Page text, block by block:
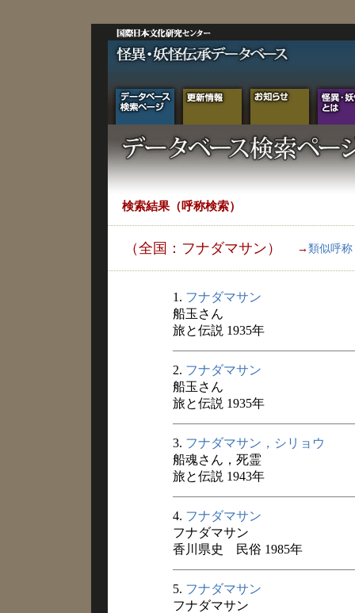
検索結果（呼称検索）
（全国：フナダマサン） → 類似呼称
1. フナダマサン
船玉さん
旅と伝説 1935年
2. フナダマサン
船玉さん
旅と伝説 1935年
3. フナダマサン，シリョウ
船魂さん，死霊
旅と伝説 1943年
4. フナダマサン
フナダマサン
香川県史 民俗 1985年
5. フナダマサン
フナダマサン